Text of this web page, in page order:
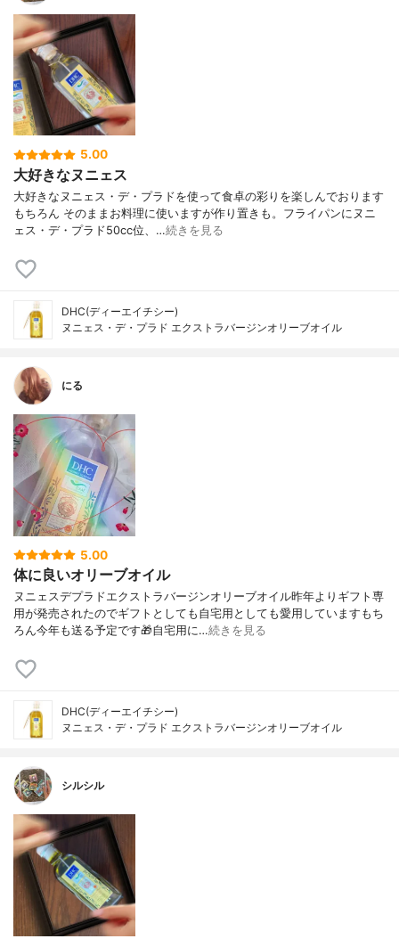
5.00
大好きなヌニェス
大好きなヌニェス・デ・プラドを使って食卓の彩りを楽しんでおります
もちろん そのままお料理に使いますが作り置きも。フライパンにヌニ
ェス・デ・プラド50cc位、…続きを見る
DHC(ディーエイチシー)
ヌニェス・デ・プラド エクストラバージンオリーブオイル
にる
5.00
体に良いオリーブオイル
ヌニェスデプラドエクストラバージンオリーブオイル昨年よりギフト専
用が発売されたのでギフトとしても自宅用としても愛用していますもち
ろん今年も送る予定です🎁自宅用に…続きを見る
DHC(ディーエイチシー)
ヌニェス・デ・プラド エクストラバージンオリーブオイル
シルシル